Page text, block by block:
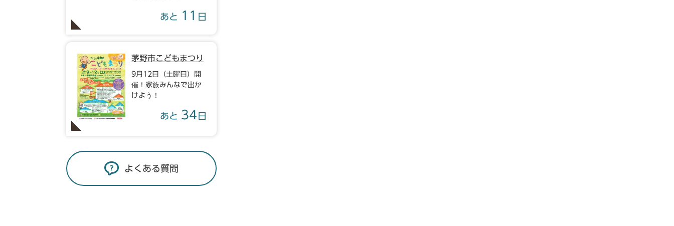
あと 11 日
茅野市こどもまつり
9月12日（土曜日）開
催！家族みんなで出か
けよう！
あと 34 日
よくある質問